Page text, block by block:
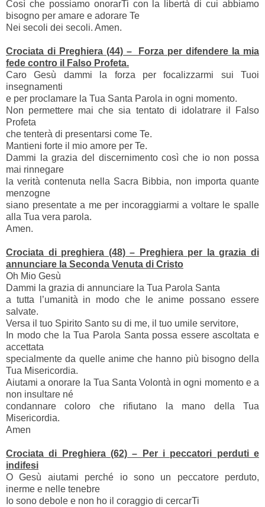
Così che possiamo onorarTi con la libertà di cui abbiamo
bisogno per amare e adorare Te
Nei secoli dei secoli. Amen.
Crociata di Preghiera (44) – Forza per difendere la mia
fede contro il Falso Profeta.
Caro Gesù dammi la forza per focalizzarmi sui Tuoi
insegnamenti
e per proclamare la Tua Santa Parola in ogni momento.
Non permettere mai che sia tentato di idolatrare il Falso
Profeta
che tenterà di presentarsi come Te.
Mantieni forte il mio amore per Te.
Dammi la grazia del discernimento così che io non possa
mai rinnegare
la verità contenuta nella Sacra Bibbia, non importa quante
menzogne
siano presentate a me per incoraggiarmi a voltare le spalle
alla Tua vera parola.
Amen.
Crociata di preghiera (48) – Preghiera per la grazia di
annunciare la Seconda Venuta di Cristo
Oh Mio Gesù
Dammi la grazia di annunciare la Tua Parola Santa
a tutta l’umanità in modo che le anime possano essere
salvate.
Versa il tuo Spirito Santo su di me, il tuo umile servitore,
In modo che la Tua Parola Santa possa essere ascoltata e
accettata
specialmente da quelle anime che hanno più bisogno della
Tua Misericordia.
Aiutami a onorare la Tua Santa Volontà in ogni momento e a
non insultare né
condannare coloro che rifiutano la mano della Tua
Misericordia.
Amen
Crociata di Preghiera (62) – Per i peccatori perduti e
indifesi
O Gesù aiutami perché io sono un peccatore perduto,
inerme e nelle tenebre
Io sono debole e non ho il coraggio di cercarTi